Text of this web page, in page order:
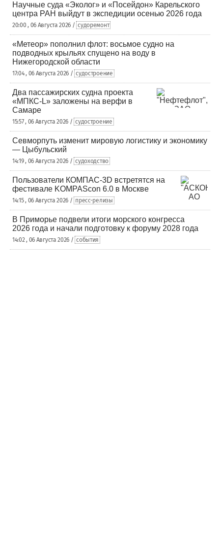
Научные суда «Эколог» и «Посейдон» Карельского
центра РАН выйдут в экспедиции осенью 2026 года
20:00 , 06 Августа 2026 / судоремонт
«Метеор» пополнил флот: восьмое судно на
подводных крыльях спущено на воду в
Нижегородской области
17:04 , 06 Августа 2026 / судостроение
Два пассажирских судна проекта
«МПКС-L» заложены на верфи в
Самаре
15:57 , 06 Августа 2026 / судостроение
Севморпуть изменит мировую логистику и экономику
— Цыбульский
14:19 , 06 Августа 2026 / судоходство
Пользователи КОМПАС-3D встретятся на
фестивале KOMPAScon 6.0 в Москве
14:15 , 06 Августа 2026 / пресс-релизы
В Приморье подвели итоги морского конгресса
2026 года и начали подготовку к форуму 2028 года
14:02 , 06 Августа 2026 / события